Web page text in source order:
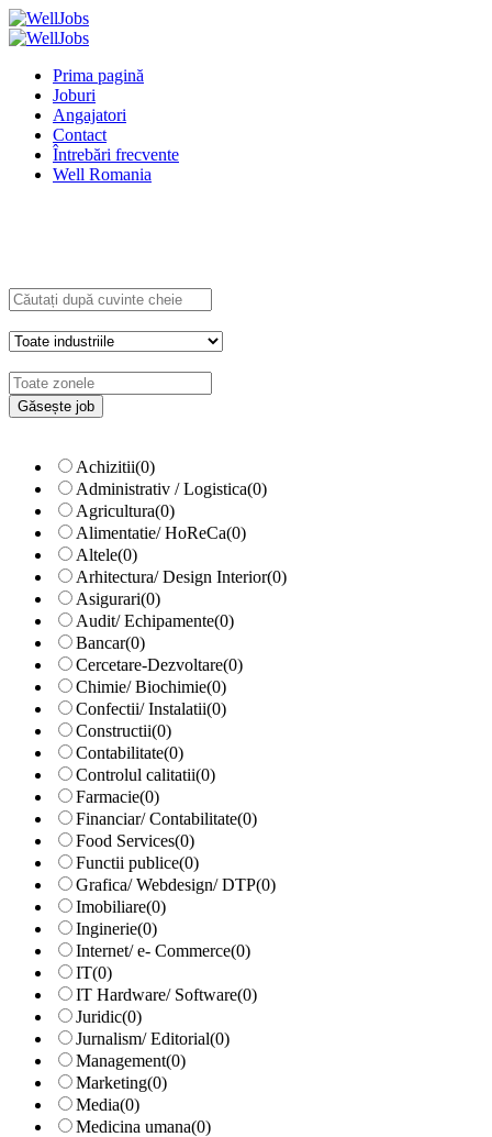
Prima pagină
Joburi
Angajatori
Contact
Întrebări frecvente
Well Romania
Achizitii(0)
Administrativ / Logistica(0)
Agricultura(0)
Alimentatie/ HoReCa(0)
Altele(0)
Arhitectura/ Design Interior(0)
Asigurari(0)
Audit/ Echipamente(0)
Bancar(0)
Cercetare-Dezvoltare(0)
Chimie/ Biochimie(0)
Confectii/ Instalatii(0)
Constructii(0)
Contabilitate(0)
Controlul calitatii(0)
Farmacie(0)
Financiar/ Contabilitate(0)
Food Services(0)
Functii publice(0)
Grafica/ Webdesign/ DTP(0)
Imobiliare(0)
Inginerie(0)
Internet/ e- Commerce(0)
IT(0)
IT Hardware/ Software(0)
Juridic(0)
Jurnalism/ Editorial(0)
Management(0)
Marketing(0)
Media(0)
Medicina umana(0)